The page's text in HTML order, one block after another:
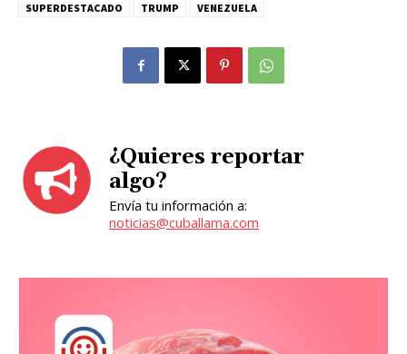
SUPERDESTACADO
TRUMP VENEZUELA
¿Quieres reportar
algo?
Envía tu información a:
noticias@cuballama.com